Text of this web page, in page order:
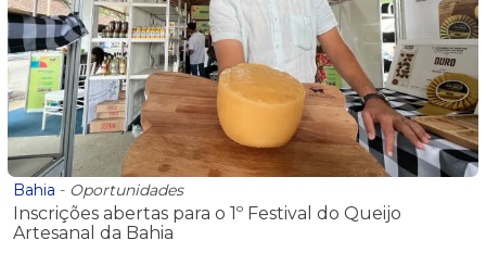
Bahia - Oportunidades
Inscrições abertas para o 1º Festival do Queijo
Artesanal da Bahia